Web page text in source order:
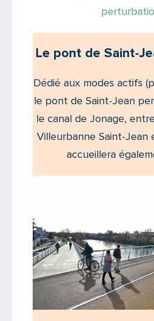
Le pont de Saint-
Dédié aux modes actifs
le pont de Saint-Jean
le canal de Jonage,
Villeurbanne Saint-Jean
accueillera